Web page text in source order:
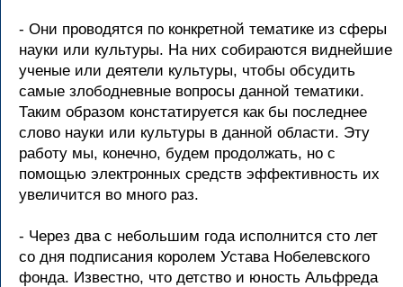
- Они проводятся по конкретной тематике из сферы
науки или культуры. На них собираются виднейшие
ученые или деятели культуры, чтобы обсудить
самые злободневные вопросы данной тематики.
Таким образом констатируется как бы последнее
слово науки или культуры в данной области. Эту
работу мы, конечно, будем продолжать, но с
помощью электронных средств эффективность их
увеличится во много раз.
- Через два с небольшим года исполнится сто лет
со дня подписания королем Устава Нобелевского
фонда. Известно, что детство и юность Альфреда